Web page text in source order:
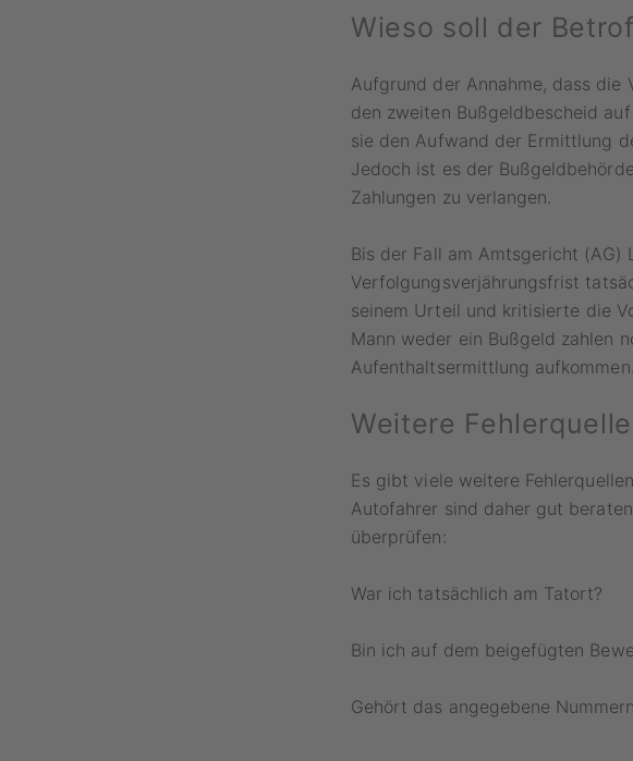
Wieso soll der
Aufgrund der Annahme, dass
den zweiten Bußgeldbescheid
sie den Aufwand der Ermittlung
Jedoch ist es der
Zahlungen zu verlangen.
Bis der Fall am Amtsgericht
Verfolgungsverjährungsfrist
seinem Urteil und kritisierte die
Mann weder ein Bußgeld zahlen
Aufenthaltsermittlung aufkommen.
Weitere
Es gibt viele weitere
Autofahrer sind daher gut
überprüfen:
War ich tatsächlich am Tatort?
Bin ich auf dem beigefügten
Gehört das angegebene